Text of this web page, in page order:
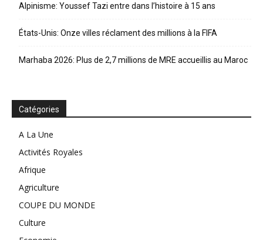
Alpinisme: Youssef Tazi entre dans l’histoire à 15 ans
États-Unis: Onze villes réclament des millions à la FIFA
Marhaba 2026: Plus de 2,7 millions de MRE accueillis au Maroc
Catégories
A La Une
Activités Royales
Afrique
Agriculture
COUPE DU MONDE
Culture